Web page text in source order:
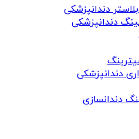
دندانپزشکی
دندانپزشکی
دندانپزشکی
دندانسازی